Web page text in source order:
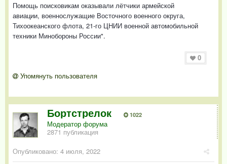
Помощь поисковикам оказывали лётчики армейской
авиации, военнослужащие Восточного военного округа,
Тихоокеанского флота, 21-го ЦНИИ военной автомобильной
техники Минобороны России".
0
Упомянуть пользователя
Бортстрелок 1022
Модератор форума
2871 публикация
Опубликовано: 4 июля, 2022